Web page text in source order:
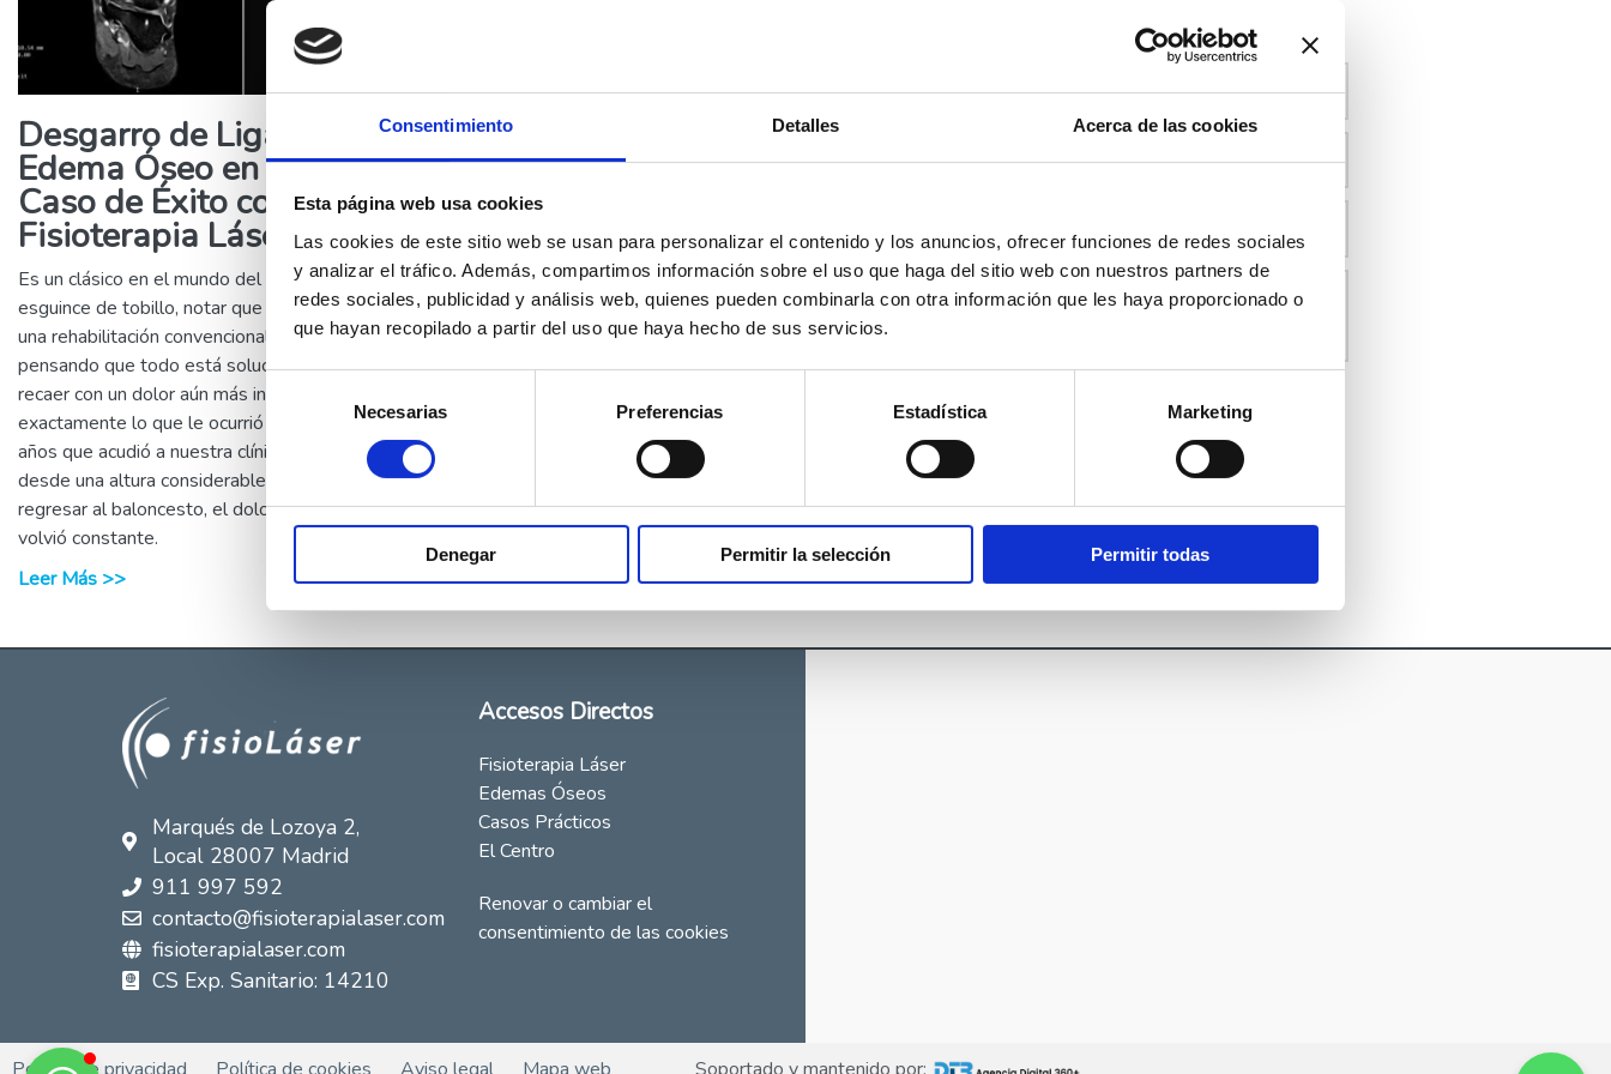
Consentimiento Detalles Acerca de las cookies
Esta página web usa cookies
Las cookies de este sitio web se usan para personalizar el contenido y los anuncios, ofrecer funciones de redes sociales
y analizar el tráfico. Además, compartimos información sobre el uso que haga del sitio web con nuestros partners de
redes sociales, publicidad y análisis web, quienes pueden combinarla con otra información que les haya proporcionado o
que hayan recopilado a partir del uso que haya hecho de sus servicios.
consentimiento
Necesarias Preferencias Estadística Marketing
Denegar Permitir la selección Permitir todas
Desgarro de Ligamento y
Edema Óseo en el Tobillo:
Caso de Éxito con
Fisioterapia Láser.
Es un clásico en el mundo del deporte: sufrir un
esguince de tobillo, notar que el dolor disminuye tras
una rehabilitación convencional, volver a la cancha
pensando que todo está solucionado y, de repente,
recaer con un dolor aún más intenso. Esto es
exactamente lo que le ocurrió a una paciente de 20
años que acudió a nuestra clínica. Tras una caída
desde una altura considerable y un intento fallido de
regresar al baloncesto, el dolor diurno y nocturno se
volvió constante.
Leer Más >>
Meniscopatía Degenerativa
única opción? Beneficios de
la Fisioterapia Láser
Avanzada.
Sentir un pinchazo en la rodilla al agacharte, notar un
deben pasarse por alto. Con frecuencia, estos
síntomas apuntan a una meniscopatía degenerativa,
una de las causas más comunes de consulta médica a
CONTACTA CON NOSOTROS
Mensaje
privacidad
de este sitio.
Marqués de Lozoya 2,
Local 28007 Madrid
911 997 592
contacto@fisioterapialaser.com
fisioterapialaser.com
CS Exp. Sanitario: 14210
Accesos Directos
Fisioterapia Láser
Edemas Óseos
Casos Prácticos
El Centro
Renovar o cambiar el
consentimiento de las cookies